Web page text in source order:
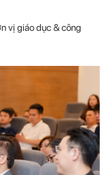
vị giáo dục & công